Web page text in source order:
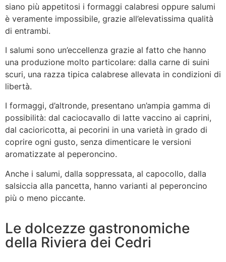
siano più appetitosi i formaggi calabresi oppure salumi
è veramente impossibile, grazie all’elevatissima qualità
di entrambi.
I salumi sono un’eccellenza grazie al fatto che hanno
una produzione molto particolare: dalla carne di suini
scuri, una razza tipica calabrese allevata in condizioni di
libertà.
I formaggi, d’altronde, presentano un’ampia gamma di
possibilità: dal caciocavallo di latte vaccino ai caprini,
dal cacioricotta, ai pecorini in una varietà in grado di
coprire ogni gusto, senza dimenticare le versioni
aromatizzate al peperoncino.
Anche i salumi, dalla soppressata, al capocollo, dalla
salsiccia alla pancetta, hanno varianti al peperoncino
più o meno piccante.
Le dolcezze gastronomiche
della Riviera dei Cedri